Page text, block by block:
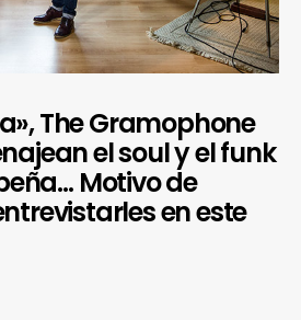
The Gramophone
el soul y el funk
Motivo de
en este